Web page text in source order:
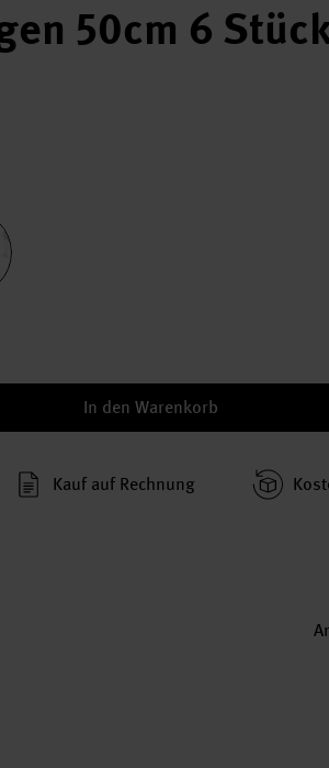
50cm 6
In den Warenkorb
Kauf auf Rechnung